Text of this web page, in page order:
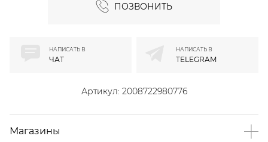
ПОЗВОНИТЬ
Артикул: 2008722980776
НАПИСАТЬ В
ЧАТ
НАПИСАТЬ В
TELEGRAM
Магазины